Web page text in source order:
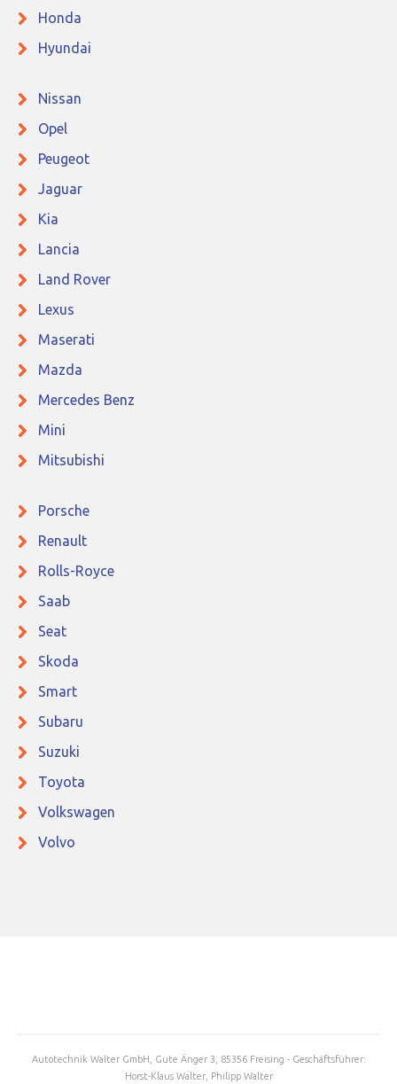
Honda
Hyundai
Nissan
Opel
Peugeot
Jaguar
Kia
Lancia
Land Rover
Lexus
Maserati
Mazda
Mercedes Benz
Mini
Mitsubishi
Porsche
Renault
Rolls-Royce
Saab
Seat
Skoda
Smart
Subaru
Suzuki
Toyota
Volkswagen
Volvo
Autotechnik Walter GmbH, Gute Änger 3, 85356 Freising - Geschäftsführer:
Horst-Klaus Walter, Philipp Walter